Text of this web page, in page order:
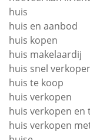
huis
huis en aanbod
huis kopen
huis makelaardij
huis snel
huis te koop
huis verkopen
huis verkopen en
huis verkopen